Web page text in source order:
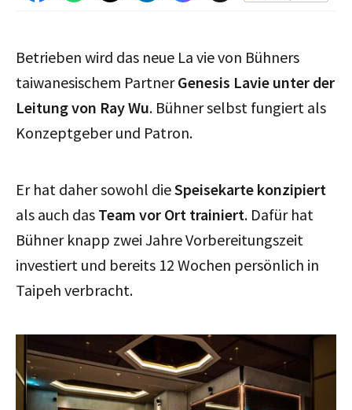
Betrieben wird das neue La vie von Bühners
taiwanesischem PartnerGenesis Lavie unter der
Leitung von Ray Wu. Bühner selbst fungiert als
Konzeptgeber und Patron.
Er hat daher sowohl dieSpeisekarte konzipiert
als auch das Team vor Ort trainiert. Dafür hat
Bühner knapp zwei Jahre Vorbereitungszeit
investiert und bereits 12 Wochen persönlich in
Taipeh verbracht.